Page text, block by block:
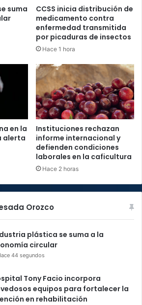
suma
CCSS inicia distribución de
medicamento contra
enfermedad transmitida
por picaduras de insectos
Hace 1 hora
en la
alerta
Instituciones rechazan
informe internacional y
defienden condiciones
laborales en la caficultura
Hace 2 horas
Orozco
plástica se suma a la
circular
44 segundos
Tony Facio incorpora
equipos para fortalecer la
en rehabilitación